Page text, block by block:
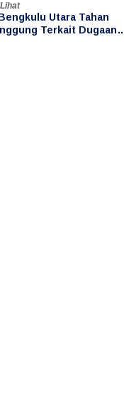
Utara Tahan
Terkait Dugaan